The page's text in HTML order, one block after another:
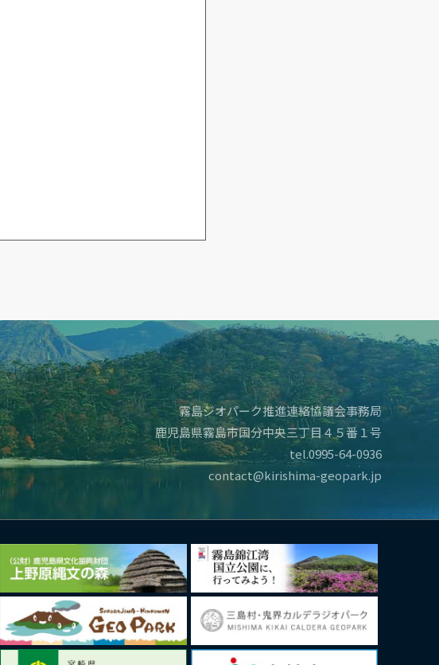
霧島ジオパーク推進連絡協議会事務局
鹿児島県霧島市国分中央三丁目４５番１号
tel.0995-64-0936
contact@kirishima-geopark.jp